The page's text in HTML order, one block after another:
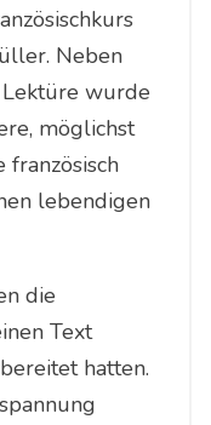
Neben
wurde
möglichst
französisch
lebendigen
die
Text
hatten.